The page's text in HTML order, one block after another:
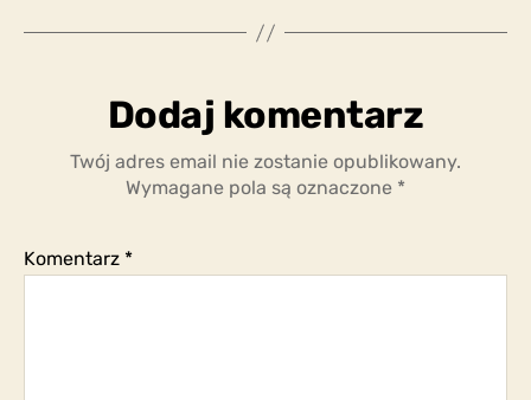
Dodaj komentarz
Twój adres email nie zostanie opublikowany.
Wymagane pola są oznaczone *
Komentarz *